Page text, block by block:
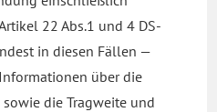
22 Abs.1 und 4 DS-
in diesen Fällen —
über die
die Tragweite und